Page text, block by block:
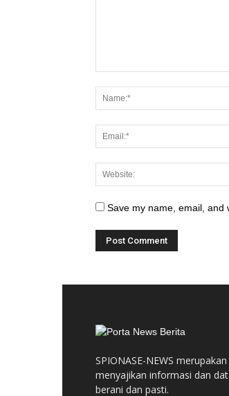
Save my name, email, and
SPIONASE-NEWS
menyajikan informasi dan
berani dan pasti.